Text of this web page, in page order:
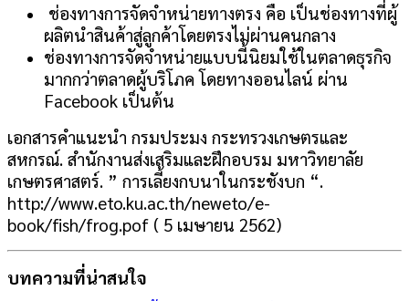
ช่องทางการจัดจำหน่ายทางตรง คือ เป็นช่องทางที่ผู้
ผลิตนำสินค้าสู่ลูกค้าโดยตรงไม่ผ่านคนกลาง
ช่องทางการจัดจำหน่ายแบบนี้นิยมใช้ในตลาดธุรกิจ
มากกว่าตลาดผู้บริโภค โดยทางออนไลน์ ผ่าน
Facebook เป็นต้น
เอกสารคำแนะนำ กรมประมง กระทรวงเกษตรและ
สหกรณ์. สำนักงานส่งเสริมและฝึกอบรม มหาวิทยาลัย
เกษตรศาสตร์. ” การเลี้ยงกบนาในกระชังบก “.
http://www.eto.ku.ac.th/neweto/e-
book/fish/frog.pof ( 5 เมษายน 2562)
บทความที่น่าสนใจ